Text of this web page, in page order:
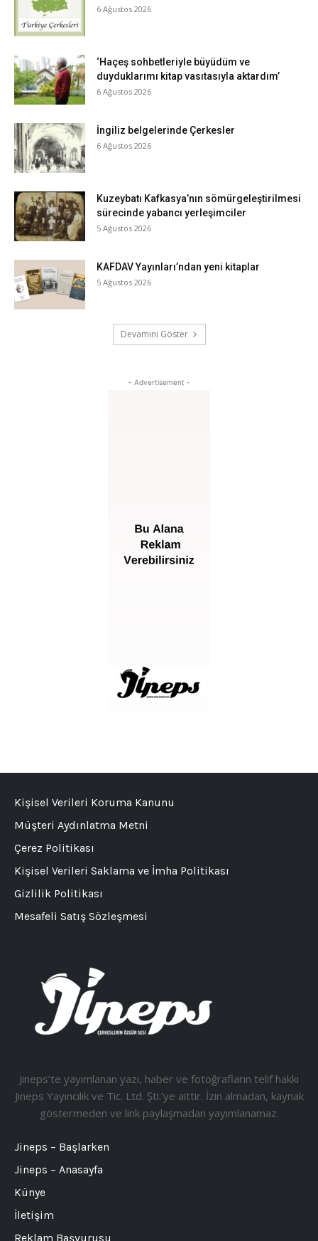
6 Ağustos 2026
‘Haçeş sohbetleriyle büyüdüm ve
duyduklarımı kitap vasıtasıyla aktardım’
6 Ağustos 2026
İngiliz belgelerinde Çerkesler
6 Ağustos 2026
Kuzeybatı Kafkasya’nın sömürgeleştirilmesi
sürecinde yabancı yerleşimciler
5 Ağustos 2026
KAFDAV Yayınları’ndan yeni kitaplar
5 Ağustos 2026
Devamını Göster
- Advertisement -
Jineps’te yayımlanan yazı, haber ve fotoğrafların telif hakkı
Jineps Yayıncılık ve Tic. Ltd. Şti.’ye aittir. İzin almadan, kaynak
göstermeden ve link paylaşmadan yayımlanamaz.
Jineps – Başlarken
Jineps – Anasayfa
Künye
İletişim
Reklam Başvurusu
Kişisel Verileri Koruma Kanunu
Müşteri Aydınlatma Metni
Çerez Politikası
Kişisel Verileri Saklama ve İmha Politikası
Gizlilik Politikası
Mesafeli Satış Sözleşmesi